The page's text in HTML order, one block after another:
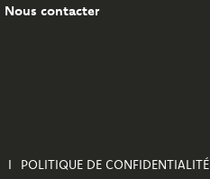
Nous contacter
POLITIQUE DE CONFIDENTIALITÉ